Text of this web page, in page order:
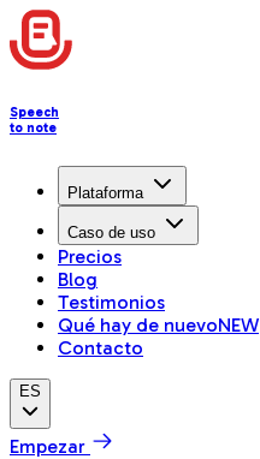
Speech
to note
Plataforma
Caso de uso
Precios
Blog
Testimonios
Qué hay de nuevoNEW
Contacto
ES
Empezar